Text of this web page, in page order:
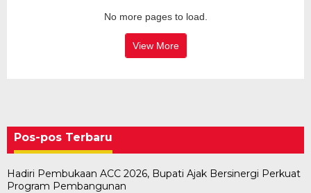
No more pages to load.
View More
Pos-pos Terbaru
Hadiri Pembukaan ACC 2026, Bupati Ajak Bersinergi Perkuat
Program Pembangunan